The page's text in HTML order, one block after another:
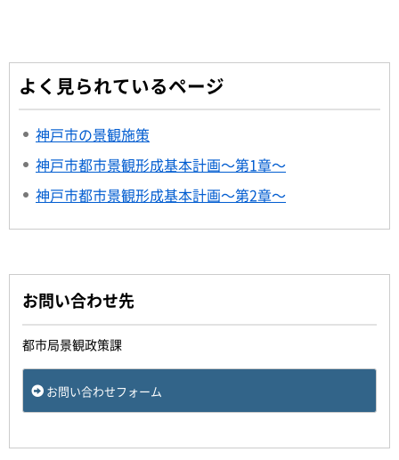
よく見られているページ
神戸市の景観施策
神戸市都市景観形成基本計画～第1章～
神戸市都市景観形成基本計画～第2章～
お問い合わせ先
都市局景観政策課
お問い合わせフォーム